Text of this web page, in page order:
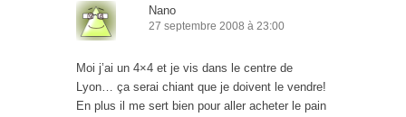
Nano
27 septembre 2008 à 23:00
Moi j’ai un 4×4 et je vis dans le centre de
Lyon… ça serai chiant que je doivent le vendre!
En plus il me sert bien pour aller acheter le pain